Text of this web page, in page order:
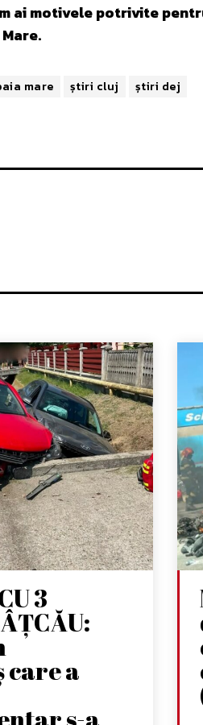
ai motivele potrivite
mare știri cluj
știri dej
3
care a